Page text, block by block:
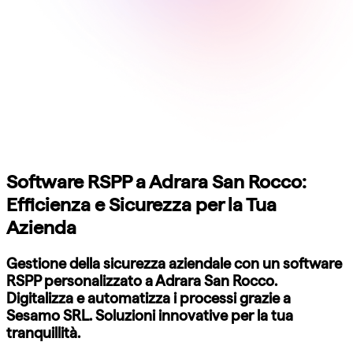
Software RSPP a Adrara San Rocco:
Efficienza e Sicurezza per la Tua
Azienda
Gestione della sicurezza aziendale con un software
RSPP personalizzato a Adrara San Rocco.
Digitalizza e automatizza i processi grazie a
Sesamo SRL. Soluzioni innovative per la tua
tranquillità.